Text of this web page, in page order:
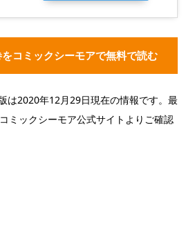
コミックシーモアで無料で読む
は2020年12月29日現在の情報です。最
ミックシーモア公式サイトよりご確認